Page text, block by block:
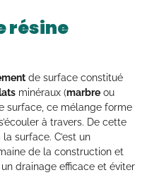
résine
de surface constitué
minéraux (marbre ou
surface, ce mélange forme
à travers. De cette
surface. C’est un
de la construction et
drainage efficace et éviter